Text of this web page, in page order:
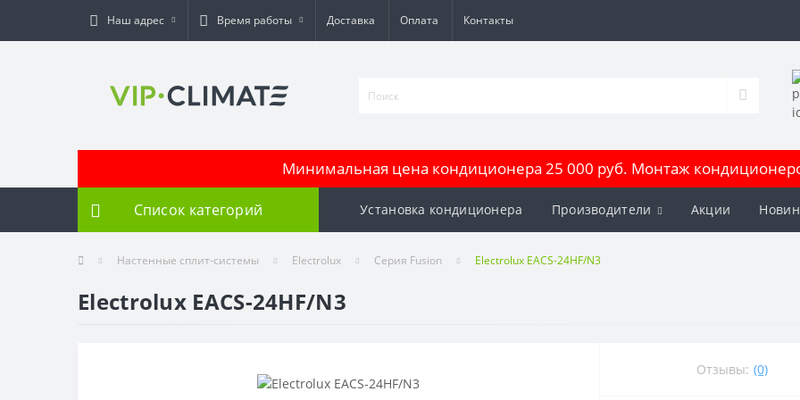
Наш адрес Время работы Доставка Оплата Контакты
Минимальная цена кондиционера 25 000 руб. Монтаж
Список категорий Установка кондиционера Производители Акции
Настенные сплит-системы Electrolux Серия Fusion Electrolux EACS-24HF/N3
Electrolux EACS-24HF/N3
Отзывы: (0)